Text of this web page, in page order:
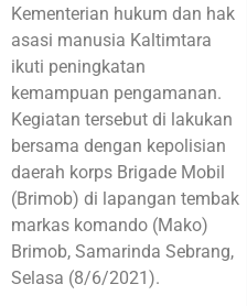
Kementerian hukum dan hak
asasi manusia Kaltimtara
ikuti peningkatan
kemampuan pengamanan.
Kegiatan tersebut di lakukan
bersama dengan kepolisian
daerah korps Brigade Mobil
(Brimob) di lapangan tembak
markas komando (Mako)
Brimob, Samarinda Sebrang,
Selasa (8/6/2021).